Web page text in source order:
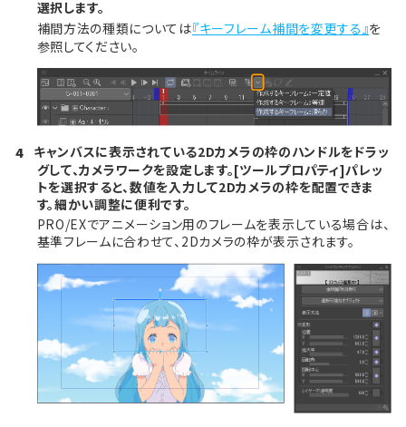
選択します。
補間方法の種類については『キーフレーム補間を変更する』を
参照してください。
4 キャンバスに表示されている2Dカメラの枠のハンドルをドラッ
グして、カメラワークを設定します。[ツールプロパティ]パレッ
トを選択すると、数値を入力して2Dカメラの枠を配置できま
す。細かい調整に便利です。
PRO/EXでアニメーション用のフレームを表示している場合は、
基準フレームに合わせて、2Dカメラの枠が表示されます。